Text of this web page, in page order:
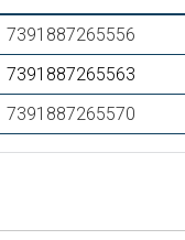
7391887265556
7391887265563
7391887265570